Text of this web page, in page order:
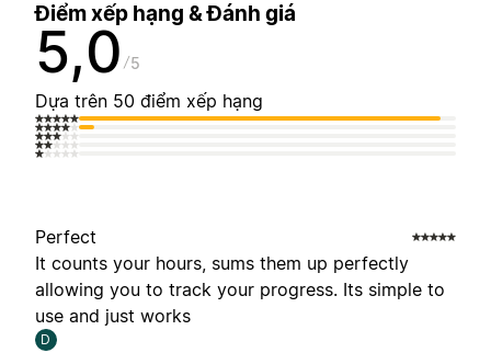
Điểm xếp hạng & Đánh giá
5,0 5
Dựa trên 50 điểm xếp hạng
Perfect
It counts your hours, sums them up perfectly
allowing you to track your progress. Its simple to
use and just works
D